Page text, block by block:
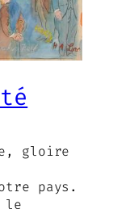
gloire
pays.
le